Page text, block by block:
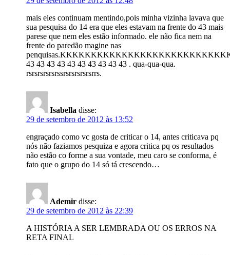
mais eles continuam mentindo,pois minha vizinha lavava que
sua pesquisa do 14 era que eles estavam na frente do 43 mais
parese que nem eles estão informado. ele não fica nem na
frente do paredão magine nas
43 43 43 43 43 43 43 43 43 43 . qua-qua-qua.
rsrsrsrsrsrssrsrsrsrsrsrrs.
Isabella disse:
29 de setembro de 2012 às 13:52
engraçado como vc gosta de criticar o 14, antes criticava pq
nós não faziamos pesquiza e agora critica pq os resultados
não estão co forme a sua vontade, meu caro se conforma, é
fato que o grupo do 14 só tá crescendo…
Ademir disse:
29 de setembro de 2012 às 22:39
A HISTÓRIA A SER LEMBRADA OU OS ERROS NA
RETA FINAL